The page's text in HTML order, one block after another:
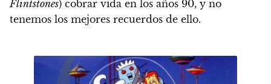
Flintstones) cobrar vida en los años 90, y no
tenemos los mejores recuerdos de ello.